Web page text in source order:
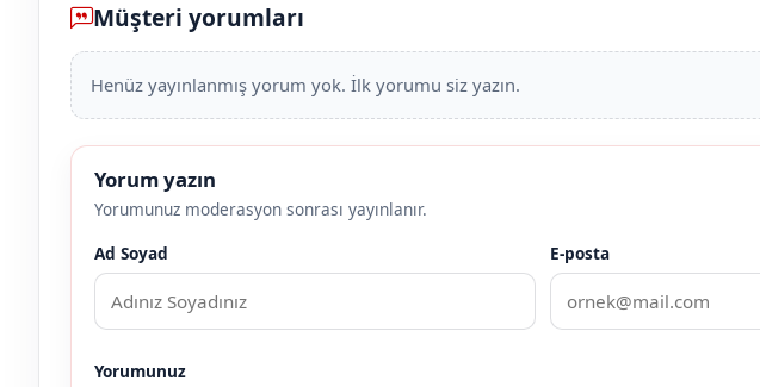
Müşteri yorumları
Henüz yayınlanmış yorum yok. İlk yorumu siz yazın.
Yorum yazın
Yorumunuz moderasyon sonrası yayınlanır.
Ad Soyad
E-posta
Yorumunuz